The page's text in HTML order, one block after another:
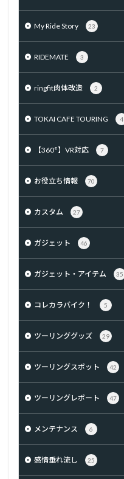
My Ride Story 23
RIDEMATE 3
ringfit肉体改造 2
TOKAI CAFE TOURING 4
【360°】VR対応 7
お役立ち情報 70
カスタム 27
ガジェット 46
ガジェット・アイテム 35
コレカラバイク！ 5
ツーリンググッズ 29
ツーリングスポット 42
ツーリングレポート 47
メンテナンス 6
感情垂れ流し 25